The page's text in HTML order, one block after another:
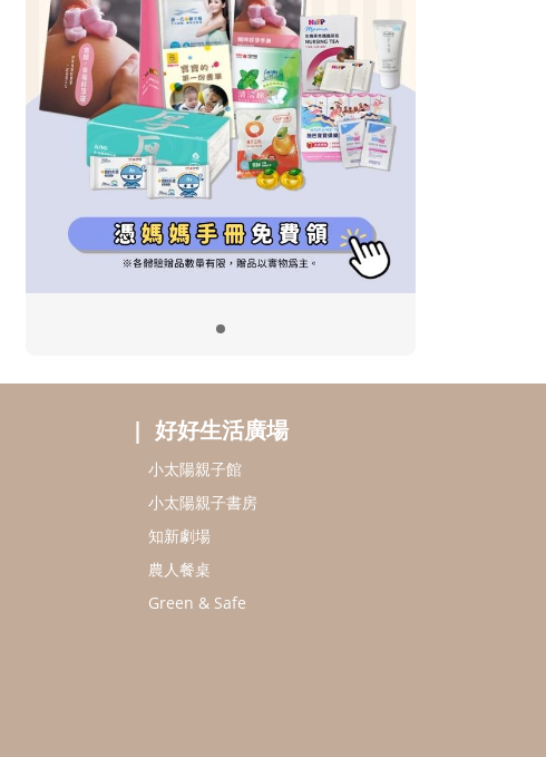
好好生活廣場
小太陽親子館
小太陽親子書房
知新劇場
農人餐桌
Green & Safe